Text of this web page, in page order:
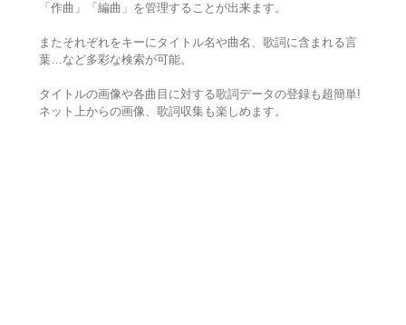
「作曲」「編曲」を管理することが出来ます。
またそれぞれをキーにタイトル名や曲名、歌詞に含まれる言
葉…など多彩な検索が可能。
タイトルの画像や各曲目に対する歌詞データの登録も超簡単!
ネット上からの画像、歌詞収集も楽しめます。